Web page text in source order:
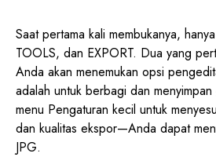
Saat pertama kali membukanya,
TOOLS, dan EXPORT. Dua yang
Anda akan menemukan opsi
adalah untuk berbagi dan
menu Pengaturan kecil untuk
dan kualitas ekspor—Anda dapat
JPG.